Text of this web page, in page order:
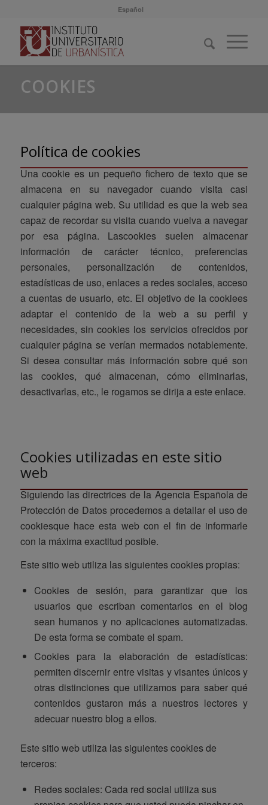
Español
COOKIES
Política de cookies
Una cookie es un pequeño fichero de texto que se
almacena en su navegador cuando visita casi
cualquier página web. Su utilidad es que la web sea
capaz de recordar su visita cuando vuelva a navegar
por esa página. Lascookies suelen almacenar
información de carácter técnico, preferencias
personales, personalización de contenidos,
estadísticas de uso, enlaces a redes sociales, acceso
a cuentas de usuario, etc. El objetivo de la cookiees
adaptar el contenido de la web a su perfil y
necesidades, sin cookies los servicios ofrecidos por
cualquier página se verían mermados notablemente.
Si desea consultar más información sobre qué son
las cookies, qué almacenan, cómo eliminarlas,
desactivarlas, etc., le rogamos se dirija a este enlace.
Cookies utilizadas en este sitio
web
Siguiendo las directrices de la Agencia Española de
Protección de Datos procedemos a detallar el uso de
cookiesque hace esta web con el fin de informarle
con la máxima exactitud posible.
Este sitio web utiliza las siguientes cookies propias:
Cookies de sesión, para garantizar que los
usuarios que escriban comentarios en el blog
sean humanos y no aplicaciones automatizadas.
De esta forma se combate el spam.
Cookies para la elaboración de estadísticas:
permiten discernir entre visitas y visantes únicos y
otras distinciones que utilizamos para saber qué
contenidos gustaron más a nuestros lectores y
adecuar nuestro blog a ellos.
Este sitio web utiliza las siguientes cookies de
terceros:
Redes sociales: Cada red social utiliza sus